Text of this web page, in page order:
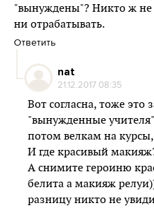
"вынуждены"? Никто ж не
ни отрабатывать.
Ответить
nat
21.12.2017 08:35
Вот согласна, тоже это
"вынужденные
потом велкам на
И где красивый
А снимите героиню
белита а макияж
разницу никто не